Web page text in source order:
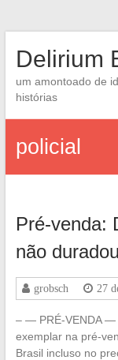
Delirium
um amontoado de
histórias
policial
Pré-venda:
não
grobsch 27
– — PRÉ-VENDA —
exemplar na pré-
Brasil incluso no